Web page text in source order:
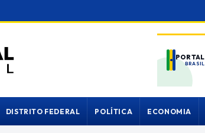
PORTAL
BRASIL
DISTRITO FEDERAL POLÍTICA ECONOMIA